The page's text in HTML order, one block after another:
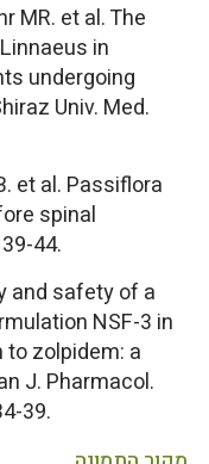
MR. et al. The
in
undergoing
Univ. Med.
et al. Passiflora
spinal
44.
and safety of a
NSF-3 in
zolpidem: a
J. Pharmacol.
39.